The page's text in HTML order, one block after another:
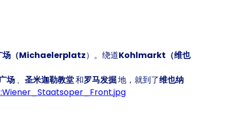
场（Michaelerplatz）。绕道Kohlmarkt（维也
场 、圣米迦勒教堂和罗马发掘地，就到了维也纳